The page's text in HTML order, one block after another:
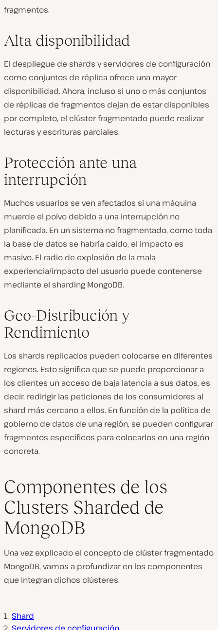
fragmentos.
Alta disponibilidad
El despliegue de shards y servidores de configuración
como conjuntos de réplica ofrece una mayor
disponibilidad. Ahora, incluso si uno o más conjuntos
de réplicas de fragmentos dejan de estar disponibles
por completo, el clúster fragmentado puede realizar
lecturas y escrituras parciales.
Protección ante una
interrupción
Muchos usuarios se ven afectados si una máquina
muerde el polvo debido a una interrupción no
planificada. En un sistema no fragmentado, como toda
la base de datos se habría caído, el impacto es
masivo. El radio de explosión de la mala
experiencia/impacto del usuario puede contenerse
mediante el sharding MongoDB.
Geo-Distribución y
Rendimiento
Los shards replicados pueden colocarse en diferentes
regiones. Esto significa que se puede proporcionar a
los clientes un acceso de baja latencia a sus datos, es
decir, redirigir las peticiones de los consumidores al
shard más cercano a ellos. En función de la política de
gobierno de datos de una región, se pueden configurar
fragmentos específicos para colocarlos en una región
concreta.
Componentes de los
Clusters Sharded de
MongoDB
Una vez explicado el concepto de clúster fragmentado
MongoDB, vamos a profundizar en los componentes
que integran dichos clústeres.
Shard
Servidores de configuración